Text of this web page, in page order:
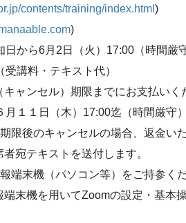
contents/training/index.html )
)
から6月2日（火）17:00（時間厳守
講料・テキスト代）
ャンセル）期限までにお支払いく
１１日（木）17:00迄（時間厳守）
限後のキャンセルの場合、返金い
宛テキストを送付します。
端末機（パソコン等）をご持参くだ
端末機を用いてZoomの設定・基本